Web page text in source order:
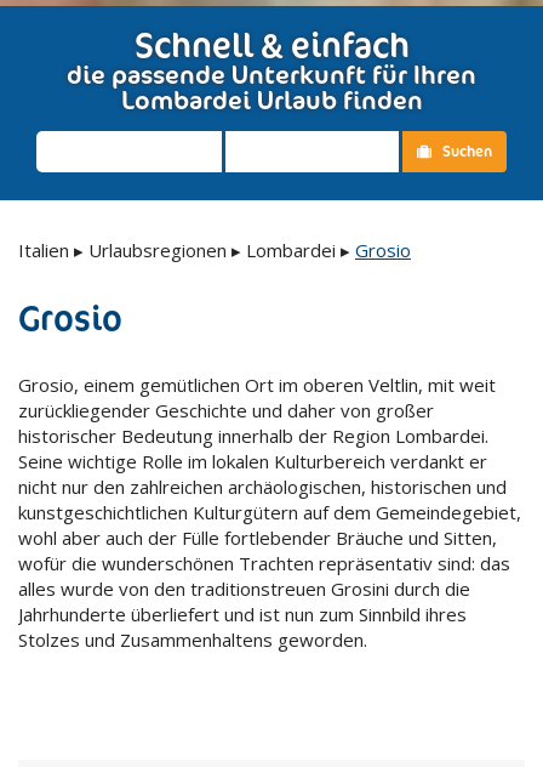
Schnell & einfach
die passende Unterkunft für Ihren
Lombardei Urlaub finden
Suchen
Italien ▸ Urlaubsregionen ▸ Lombardei ▸ Grosio
Grosio
Grosio, einem gemütlichen Ort im oberen Veltlin, mit weit
zurückliegender Geschichte und daher von großer
historischer Bedeutung innerhalb der Region Lombardei.
Seine wichtige Rolle im lokalen Kulturbereich verdankt er
nicht nur den zahlreichen archäologischen, historischen und
kunstgeschichtlichen Kulturgütern auf dem Gemeindegebiet,
wohl aber auch der Fülle fortlebender Bräuche und Sitten,
wofür die wunderschönen Trachten repräsentativ sind: das
alles wurde von den traditionstreuen Grosini durch die
Jahrhunderte überliefert und ist nun zum Sinnbild ihres
Stolzes und Zusammenhaltens geworden.